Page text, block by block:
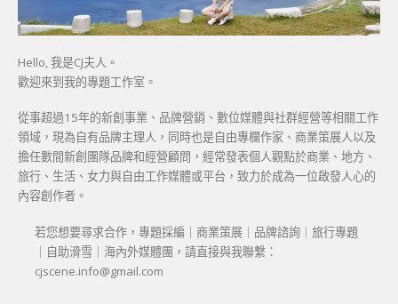
Hello, 我是CJ夫人。
歡迎來到我的專題工作室。
從事超過15年的新創事業、品牌營銷、數位媒體與社群經營等相關工作
領域，現為自有品牌主理人，同時也是自由專欄作家、商業策展人以及
擔任數間新創團隊品牌和經營顧問，經常發表個人觀點於商業、地方、
旅行、生活、女力與自由工作媒體或平台，致力於成為一位啟發人心的
內容創作者。
若您想要尋求合作，專題採編｜商業策展｜品牌諮詢｜旅行專題
｜自助滑雪｜海內外媒體團，請直接與我聯繫：
cjscene.info@gmail.com